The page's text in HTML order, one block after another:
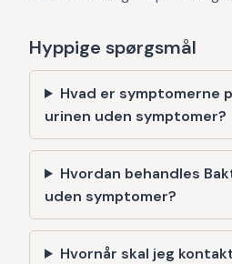
Hyppige spørgsmål
Hvad er symptomerne
urinen uden symptomer?
Hvordan behandles
uden symptomer?
Hvornår skal jeg